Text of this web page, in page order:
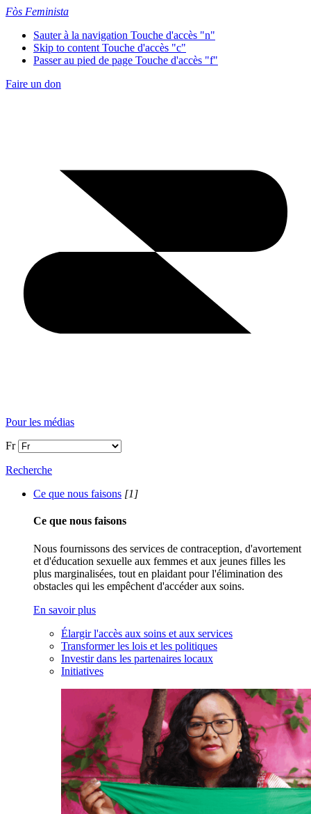
Fòs Feminista
Sauter à la navigation Touche d'accès "n"
Skip to content Touche d'accès "c"
Passer au pied de page Touche d'accès "f"
Faire un don
Pour les médias
Fr
Recherche
Ce que nous faisons [1]
Ce que nous faisons
Nous fournissons des services de contraception, d'avortement
et d'éducation sexuelle aux femmes et aux jeunes filles les
plus marginalisées, tout en plaidant pour l'élimination des
obstacles qui les empêchent d'accéder aux soins.
En savoir plus
Élargir l'accès aux soins et aux services
Transformer les lois et les politiques
Investir dans les partenaires locaux
Initiatives